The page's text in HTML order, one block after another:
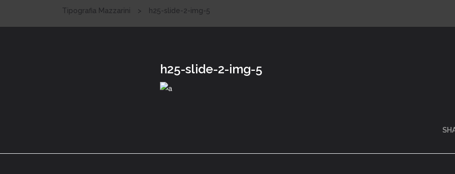
Tipografia Mazzarini > h25-slide-2-img-5
h25-slide-2-img-5